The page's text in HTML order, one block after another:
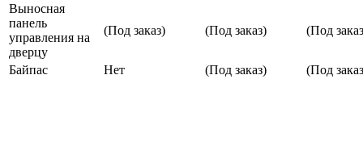
Выносная
панель
управления на
дверцу
(Под заказ) (Под заказ) (Под
Байпас Нет (Под заказ) (Под